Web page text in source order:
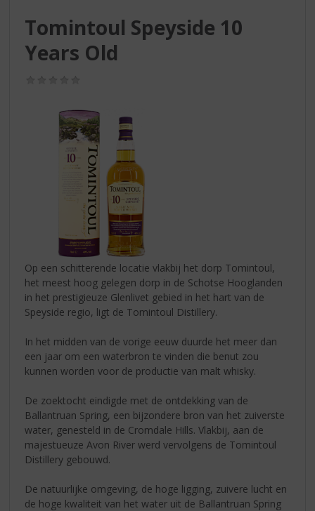
Tomintoul Speyside 10
Years Old
Op een schitterende locatie vlakbij het dorp Tomintoul,
het meest hoog gelegen dorp in de Schotse Hooglanden
in het prestigieuze Glenlivet gebied in het hart van de
Speyside regio, ligt de Tomintoul Distillery.
In het midden van de vorige eeuw duurde het meer dan
een jaar om een waterbron te vinden die benut zou
kunnen worden voor de productie van malt whisky.
De zoektocht eindigde met de ontdekking van de
Ballantruan Spring, een bijzondere bron van het zuiverste
water, genesteld in de Cromdale Hills. Vlakbij, aan de
majestueuze Avon River werd vervolgens de Tomintoul
Distillery gebouwd.
De natuurlijke omgeving, de hoge ligging, zuivere lucht en
de hoge kwaliteit van het water uit de Ballantruan Spring